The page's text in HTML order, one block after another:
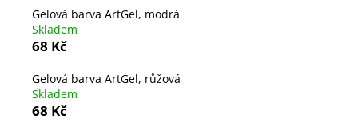
Gelová barva ArtGel, modrá
Skladem
68 Kč
Gelová barva ArtGel, růžová
Skladem
68 Kč